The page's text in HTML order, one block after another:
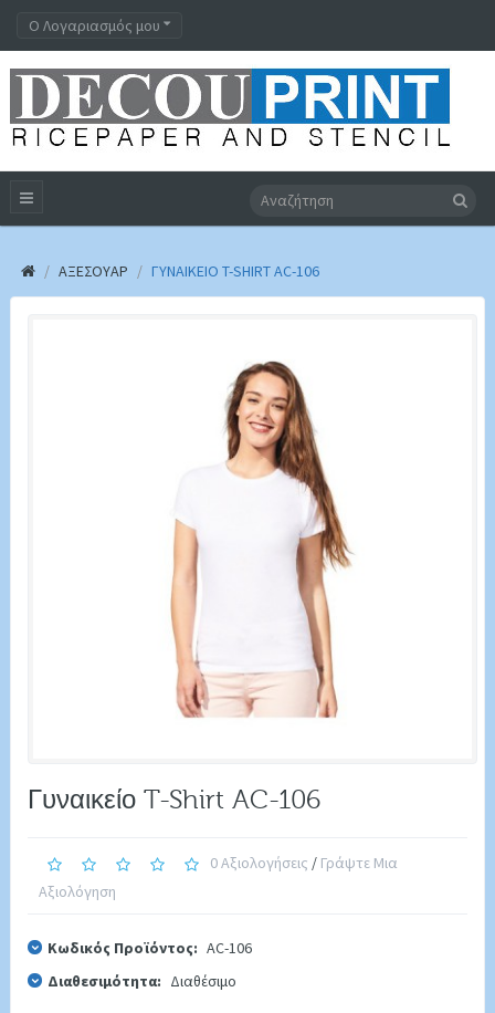
Ο Λογαριασμός μου
ΑΞΕΣΟΥΆΡ ΓΥΝΑΙΚΕΊΟ T-SHIRT AC-106
Γυναικείο T-Shirt AC-106
0 Αξιολογήσεις / Γράψτε Μια
Αξιολόγηση
Κωδικός Προϊόντος: AC-106
Διαθεσιμότητα: Διαθέσιμο